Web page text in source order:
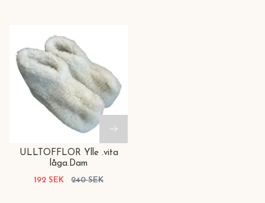
ULLTOFFLOR Ylle .vita
låga.Dam
192 SEK
240 SEK